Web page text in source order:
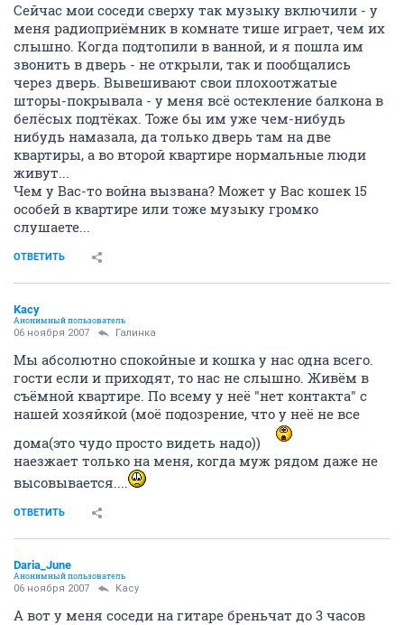
Сейчас мои соседи сверху так музыку включили - у
меня радиоприёмник в комнате тише играет, чем их
слышно. Когда подтопили в ванной, и я пошла им
звонить в дверь - не открыли, так и пообщались
через дверь. Вывешивают свои плохоотжатые
шторы-покрывала - у меня всё остекление балкона в
белёсых подтёках. Тоже бы им уже чем-нибудь
нибудь намазала, да только дверь там на две
квартиры, а во второй квартире нормальные люди
живут...
Чем у Вас-то война вызвана? Может у Вас кошек 15
особей в квартире или тоже музыку громко
слушаете...
ОТВЕТИТЬ
Kacy
Анонимный пользователь
06 ноября 2007 Галинка
Мы абсолютно спокойные и кошка у нас одна всего.
гости если и приходят, то нас не слышно. Живём в
съёмной квартире. По всему у неё "нет контакта" с
нашей хозяйкой (моё подозрение, что у неё не все
дома(это чудо просто видеть надо))
наезжает только на меня, когда муж рядом даже не
высовывается....
ОТВЕТИТЬ
Daria_June
Анонимный пользователь
06 ноября 2007 Kacy
А вот у меня соседи на гитаре бреньчат до 3 часов